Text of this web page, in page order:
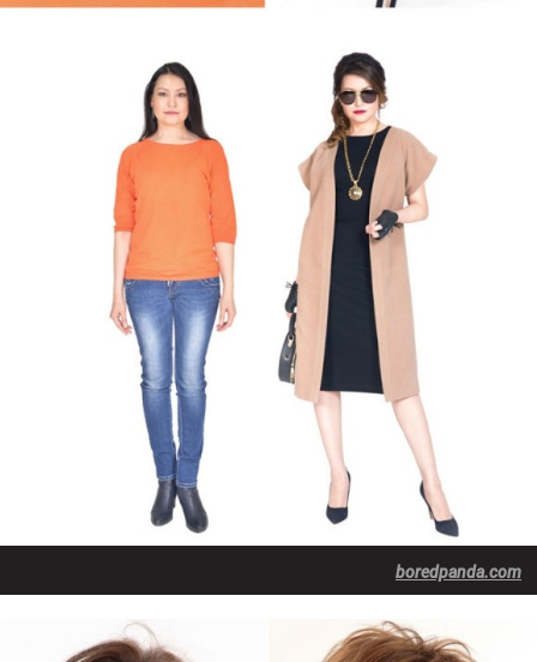
boredpanda.com